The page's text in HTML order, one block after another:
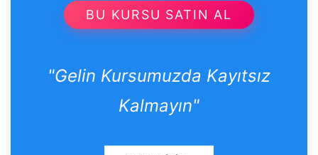
BU KURSU SATIN AL
"Gelin Kursumuzda Kayıtsız
Kalmayın"